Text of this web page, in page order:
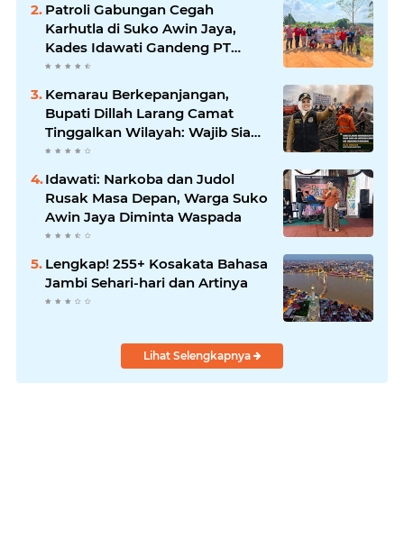
Patroli Gabungan Cegah
Karhutla di Suko Awin Jaya,
Kades Idawati Gandeng PT
BBB-S, TNI dan BPD
Kemarau Berkepanjangan,
Bupati Dillah Larang Camat
Tinggalkan Wilayah: Wajib Siaga
Hadapi Karhutla dan Kebakaran
Permukiman
Idawati: Narkoba dan Judol
Rusak Masa Depan, Warga Suko
Awin Jaya Diminta Waspada
Lengkap! 255+ Kosakata Bahasa
Jambi Sehari-hari dan Artinya
Lihat Selengkapnya